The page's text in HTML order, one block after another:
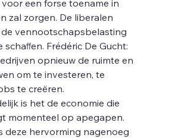
een forse toename in
zal zorgen. De liberalen
vennootschapsbelasting
Frédéric De Gucht:
opnieuw de ruimte en
om te investeren, te
te creëren.
is het de economie die
momenteel op apegapen.
deze hervorming nagenoeg